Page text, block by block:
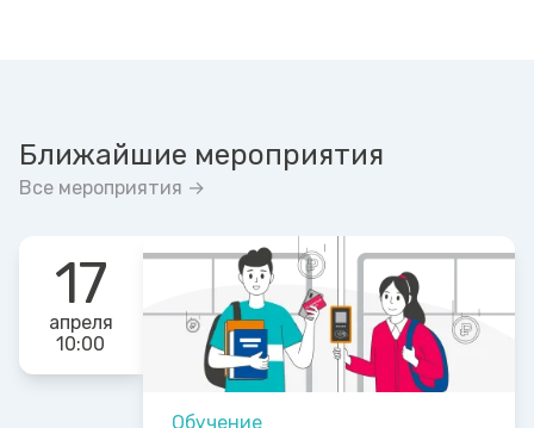
Ближайшие мероприятия
Все мероприятия →
17
апреля
10:00
Обучение